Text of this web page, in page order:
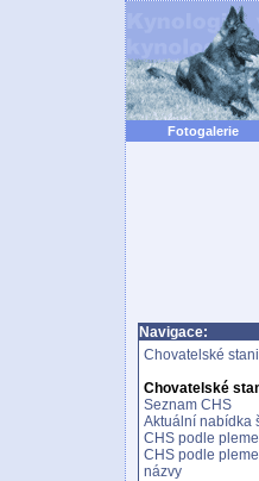
Fotogalerie
Navigace:
Chovatelské
Chovatelské
Seznam CHS
Aktuální nabídka
CHS podle
CHS podle
názvy